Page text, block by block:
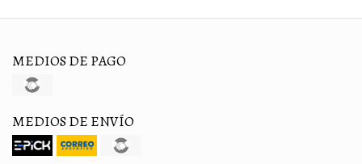
MEDIOS DE PAGO
MEDIOS DE ENVÍO